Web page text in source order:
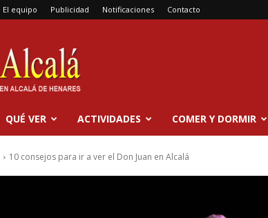
El equipo Publicidad Notificaciones Contacto
QUÉ VER ACTIVIDADES COMER Y DORMIR
10 consejos para ir a ver el Don Juan en Alcalá